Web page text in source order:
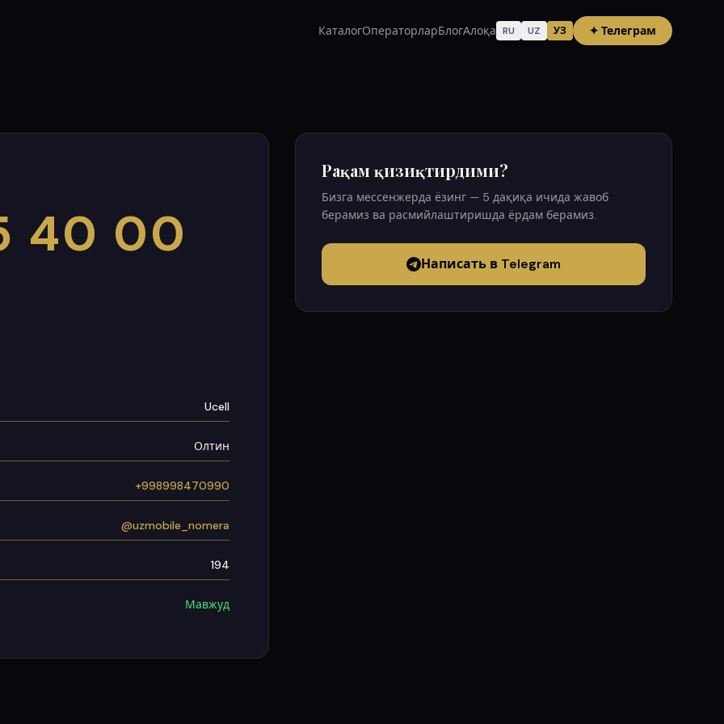
КаталогОператорларБлогАлоқа RU UZ УЗ ✦ Телеграм
40 00
Ucell
Олтин
+998998470990
@uzmobile_nomera
194
Мавжуд
Рақам қизиқтирдими?
Бизга мессенжерда ёзинг — 5 дақиқа ичида жавоб
берамиз ва расмийлаштиришда ёрдам берамиз.
Написать в Telegram